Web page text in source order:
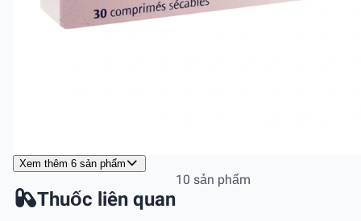
Xem thêm 6 sản phẩm
Thuốc liên quan
10 sản phẩm